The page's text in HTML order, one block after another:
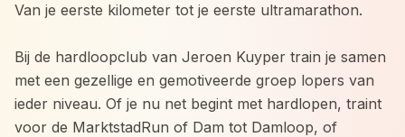
Van je eerste kilometer tot je eerste ultramarathon.
Bij de hardloopclub van Jeroen Kuyper train je samen
met een gezellige en gemotiveerde groep lopers van
ieder niveau. Of je nu net begint met hardlopen, traint
voor de MarktstadRun of Dam tot Damloop, of